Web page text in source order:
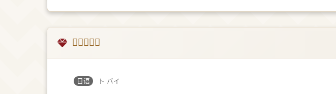
𤆳字的翻译
日语 ト バイ